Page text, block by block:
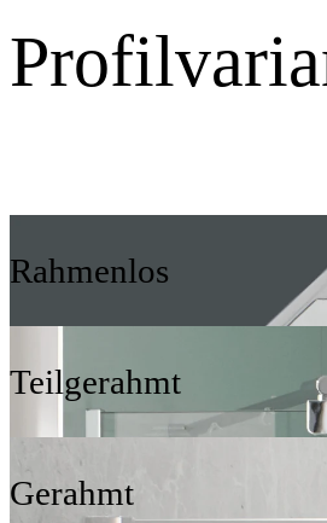
Rahmenlos
Teilgerahmt
Gerahmt